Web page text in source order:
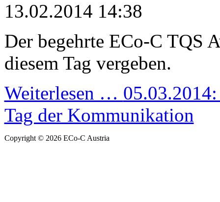
13.02.2014 14:38
Der begehrte ECo-C TQS
diesem Tag vergeben.
Weiterlesen …
Tag der Kommunikation
Copyright © 2026 ECo-C Austria